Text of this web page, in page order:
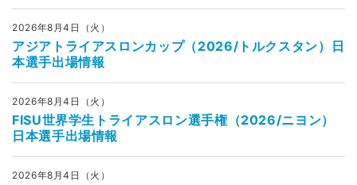
2026年8月4日（火）
アジアトライアスロンカップ（2026/トルクスタン）日
本選手出場情報
2026年8月4日（火）
FISU世界学生トライアスロン選手権（2026/ニヨン）
日本選手出場情報
2026年8月4日（火）